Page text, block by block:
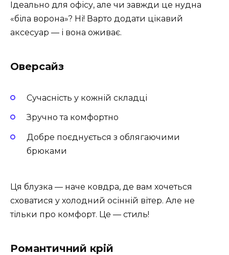
Ідеально для офісу, але чи завжди це нудна
«біла ворона»? Ні! Варто додати цікавий
аксесуар — і вона оживає.
Оверсайз
Сучасність у кожній складці
Зручно та комфортно
Добре поєднується з облягаючими
брюками
Ця блузка — наче ковдра, де вам хочеться
сховатися у холодний осінній вітер. Але не
тільки про комфорт. Це — стиль!
Романтичний крій